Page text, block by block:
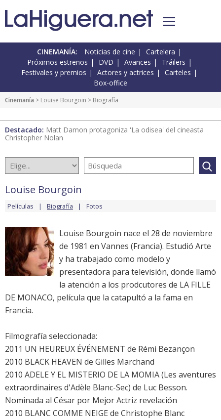
CINEMANÍA: Noticias de cine
Cartelera
Próximos estrenos
DVD Avances
Tráilers
Festivales y premios
Actores y actrices
Carteles
Box-office
Cinemanía > Louise Bourgoin > Biografía
Destacado: Matt Damon protagoniza 'La odisea' del cineasta
Christopher Nolan
Louise Bourgoin
Películas Biografía Fotos
Louise Bourgoin nace el 28 de noviembre
de 1981 en Vannes (Francia). Estudió Arte
y ha trabajado como modelo y
presentadora para televisión, donde llamó
la atención a los prodcutores de LA FILLE
DE MONACO, película que la catapultó a la fama en
Francia.
Filmografía seleccionada:
2011 UN HEUREUX ÉVÉNEMENT de Rémi Bezançon
2010 BLACK HEAVEN de Gilles Marchand
2010 ADELE Y EL MISTERIO DE LA MOMIA (Les aventures
extraordinaires d'Adèle Blanc-Sec) de Luc Besson.
Nominada al César por Mejor Actriz revelación
2010 BLANC COMME NEIGE de Christophe Blanc